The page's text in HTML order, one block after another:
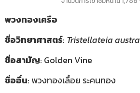
พวงทองเครือ
ชื่อวิทยาศาสตร์: Tristellateia
ชื่อสามัญ: Golden Vine
ชื่ออื่น: พวงทองเลื้อย ระคนทอง